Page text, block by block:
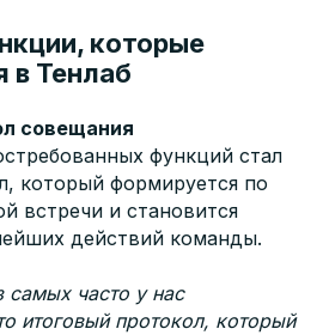
которые
в Тенлаб
совещания
функций стал
который формируется по
встречи и становится
действий команды.
самых часто у нас
итоговый протокол, который